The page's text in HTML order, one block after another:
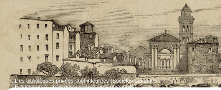
Des bibliotèques privées sont intégrées (Sociétés savantes ;
Franciscorsa...mais aussi propriétaires physiques)